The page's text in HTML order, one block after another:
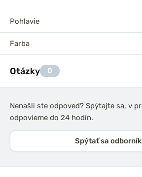
Pohlavie
Farba
Otázky 0
Nenašli ste odpoveď? Spýtajte sa, v
odpovieme do 24 hodín.
Spýtať sa